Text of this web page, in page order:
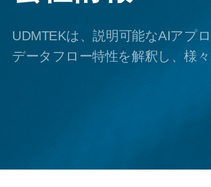
UDMTEKは、説明可能なAIアプ
データフロー特性を解釈し、様